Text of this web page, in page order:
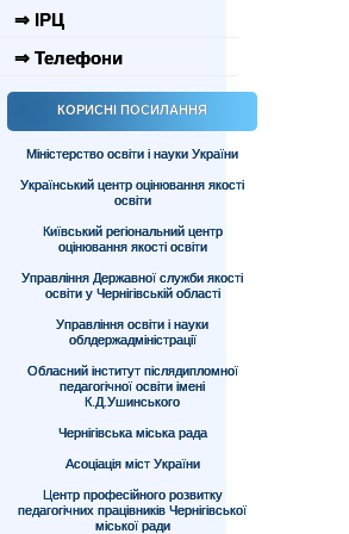
⇒ ІРЦ
⇒ Телефони
КОРИСНІ ПОСИЛАННЯ
Міністерство освіти і науки України
Український центр оцінювання якості
освіти
Київський регіональний центр
оцінювання якості освіти
Управління Державної служби якості
освіти у Чернігівській області
Управління освіти і науки
облдержадміністрації
Обласний інститут післядипломної
педагогічної освіти імені
К.Д.Ушинського
Чернігівська міська рада
Асоціація міст України
Центр професійного розвитку
педагогічних працівників Чернігівської
міської ради